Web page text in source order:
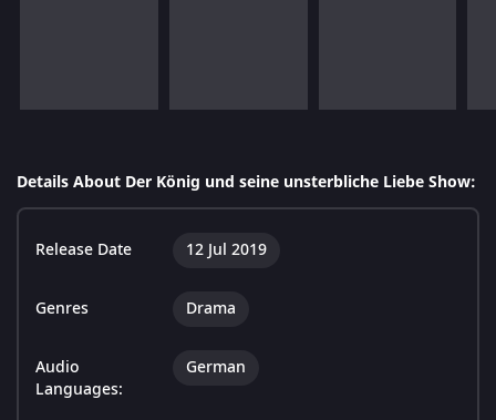
Details About Der König und seine unsterbliche Liebe Show:
Release Date 12 Jul 2019
Genres Drama
Audio
Languages:
German